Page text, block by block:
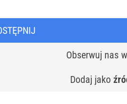
Obserwuj nas w
Dodaj jako